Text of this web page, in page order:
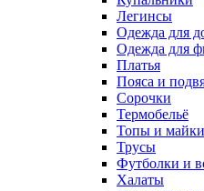
Легинсы
Одежда для
Одежда для
Платья
Пояса и
Сорочки
Термобельё
Топы и майки
Трусы
Футболки и
Халаты